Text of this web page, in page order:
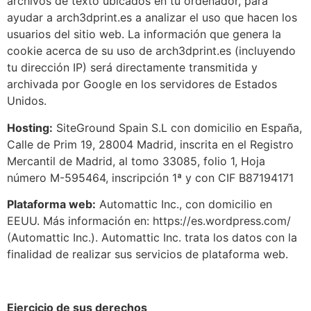
ayudar a arch3dprint.es a analizar el uso que hacen los
usuarios del sitio web. La información que genera la
cookie acerca de su uso de arch3dprint.es (incluyendo
tu dirección IP) será directamente transmitida y
archivada por Google en los servidores de Estados
Unidos.
Hosting: SiteGround Spain S.L con domicilio en España,
Calle de Prim 19, 28004 Madrid, inscrita en el Registro
Mercantil de Madrid, al tomo 33085, folio 1, Hoja
número M-595464, inscripción 1ª y con CIF B87194171
Plataforma web: Automattic Inc., con domicilio en
EEUU. Más información en: https://es.wordpress.com/
(Automattic Inc.). Automattic Inc. trata los datos con la
finalidad de realizar sus servicios de plataforma web.
Ejercicio de sus derechos